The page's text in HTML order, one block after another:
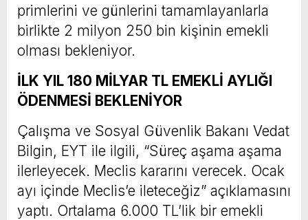
primlerini ve günlerini tamamlayanlarla
birlikte 2 milyon 250 bin kişinin emekli
olması bekleniyor.
İLK YIL 180 MİLYAR TL EMEKLİ AYLIĞI
ÖDENMESİ BEKLENİYOR
Çalışma ve Sosyal Güvenlik Bakanı Vedat
Bilgin, EYT ile ilgili, “Süreç aşama aşama
ilerleyecek. Meclis kararını verecek. Ocak
ayı içinde Meclis’e ileteceğiz” açıklamasını
yaptı. Ortalama 6.000 TL’lik bir emekli